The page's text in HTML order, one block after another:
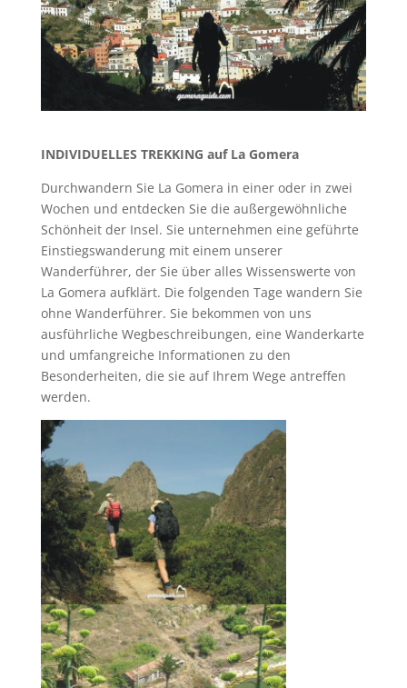
INDIVIDUELLES TREKKING auf La Gomera
Durchwandern Sie La Gomera in einer oder in zwei
Wochen und entdecken Sie die außergewöhnliche
Schönheit der Insel. Sie unternehmen eine geführte
Einstiegswanderung mit einem unserer
Wanderführer, der Sie über alles Wissenswerte von
La Gomera aufklärt. Die folgenden Tage wandern Sie
ohne Wanderführer. Sie bekommen von uns
ausführliche Wegbeschreibungen, eine Wanderkarte
und umfangreiche Informationen zu den
Besonderheiten, die sie auf Ihrem Wege antreffen
werden.